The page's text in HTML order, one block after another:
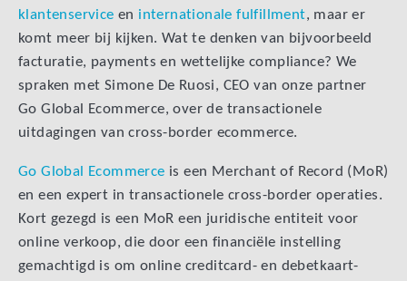
klantenservice en internationale fulfillment, maar er
komt meer bij kijken. Wat te denken van bijvoorbeeld
facturatie, payments en wettelijke compliance? We
spraken met Simone De Ruosi, CEO van onze partner
Go Global Ecommerce, over de transactionele
uitdagingen van cross-border ecommerce.
Go Global Ecommerce is een Merchant of Record (MoR)
en een expert in transactionele cross-border operaties.
Kort gezegd is een MoR een juridische entiteit voor
online verkoop, die door een financiële instelling
gemachtigd is om online creditcard- en debetkaart-